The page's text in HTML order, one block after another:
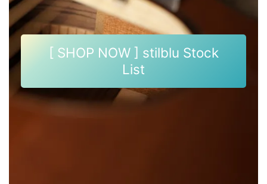
[ SHOP NOW ] stilblu Stock
List